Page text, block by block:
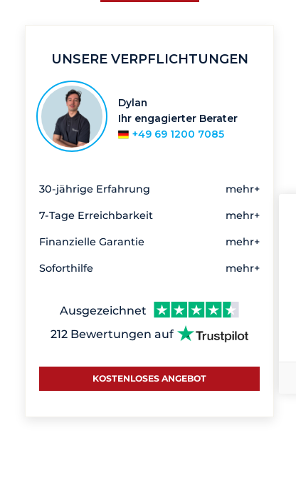
UNSERE VERPFLICHTUNGEN
Dylan
Ihr engagierter Berater
+49 69 1200 7085
30-jährige Erfahrung mehr+
7-Tage Erreichbarkeit mehr+
Finanzielle Garantie mehr+
Soforthilfe mehr+
Ausgezeichnet
212 Bewertungen auf
KOSTENLOSES ANGEBOT